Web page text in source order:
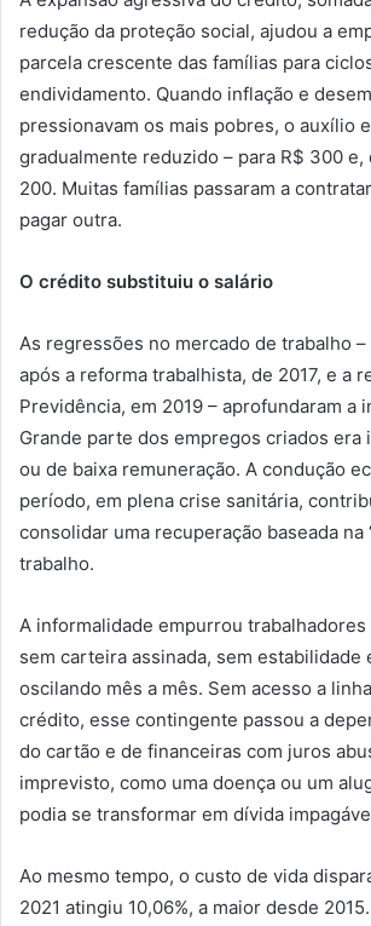
redução da proteção social, ajudou a
parcela crescente das famílias para
endividamento. Quando inflação e
pressionavam os mais pobres, o auxílio
gradualmente reduzido – para R$ 300 e,
200. Muitas famílias passaram a
pagar outra.
O crédito substituiu o salário
As regressões no mercado de trabalho
após a reforma trabalhista, de 2017, e a
Previdência, em 2019 – aprofundaram a
Grande parte dos empregos criados era
ou de baixa remuneração. A condução
período, em plena crise sanitária,
consolidar uma recuperação baseada na
trabalho.
A informalidade empurrou trabalhadores
sem carteira assinada, sem estabilidade
oscilando mês a mês. Sem acesso a
crédito, esse contingente passou a
do cartão e de financeiras com juros
imprevisto, como uma doença ou um
podia se transformar em dívida
Ao mesmo tempo, o custo de vida
2021 atingiu 10,06%, a maior desde